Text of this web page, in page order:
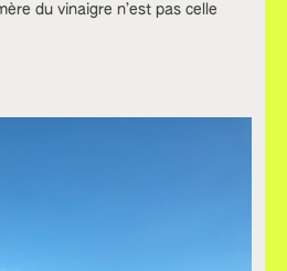
du vinaigre n’est pas celle